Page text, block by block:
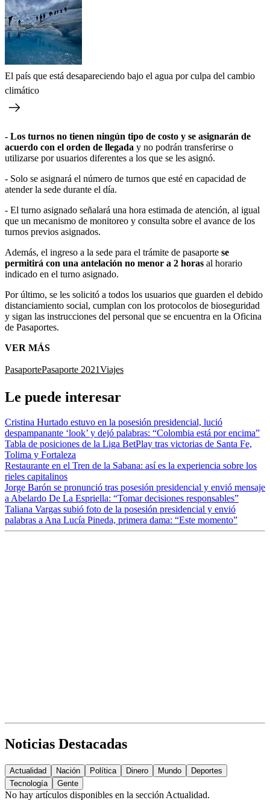
El país que está desapareciendo bajo el agua por culpa del cambio
climático
- Los turnos no tienen ningún tipo de costo y se asignarán de
acuerdo con el orden de llegada y no podrán transferirse o
utilizarse por usuarios diferentes a los que se les asignó.
- Solo se asignará el número de turnos que esté en capacidad de
atender la sede durante el día.
- El turno asignado señalará una hora estimada de atención, al igual
que un mecanismo de monitoreo y consulta sobre el avance de los
turnos previos asignados.
Además, el ingreso a la sede para el trámite de pasaporte se
permitirá con una antelación no menor a 2 horas al horario
indicado en el turno asignado.
Por último, se les solicitó a todos los usuarios que guarden el debido
distanciamiento social, cumplan con los protocolos de bioseguridad
y sigan las instrucciones del personal que se encuentra en la Oficina
de Pasaportes.
VER MÁS
PasaportePasaporte 2021Viajes
Le puede interesar
Cristina Hurtado estuvo en la posesión presidencial, lució
despampanante ‘look’ y dejó palabras: “Colombia está por encima”
Tabla de posiciones de la Liga BetPlay tras victorias de Santa Fe,
Tolima y Fortaleza
Restaurante en el Tren de la Sabana: así es la experiencia sobre los
rieles capitalinos
Jorge Barón se pronunció tras posesión presidencial y envió mensaje
a Abelardo De La Espriella: “Tomar decisiones responsables”
Taliana Vargas subió foto de la posesión presidencial y envió
palabras a Ana Lucía Pineda, primera dama: “Este momento”
Noticias Destacadas
Actualidad Nación Política Dinero Mundo
Deportes
Tecnología
Gente
No hay artículos disponibles en la sección Actualidad.